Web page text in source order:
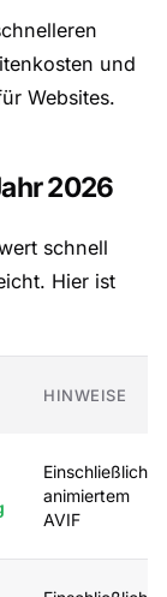
und
Websites.
2026
schnell
Hier ist
HINWEISE
Einschließlich
animiertem
AVIF